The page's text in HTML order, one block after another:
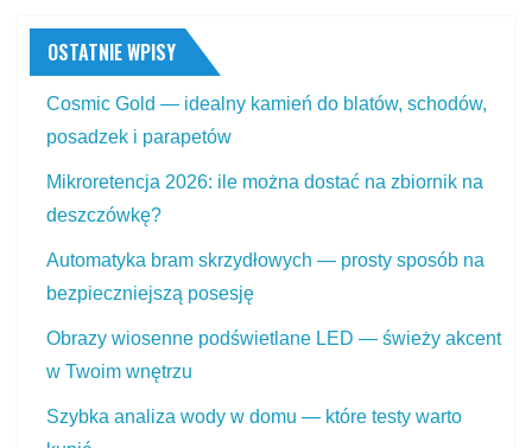
OSTATNIE WPISY
Cosmic Gold — idealny kamień do blatów, schodów,
posadzek i parapetów
Mikroretencja 2026: ile można dostać na zbiornik na
deszczówkę?
Automatyka bram skrzydłowych — prosty sposób na
bezpieczniejszą posesję
Obrazy wiosenne podświetlane LED — świeży akcent
w Twoim wnętrzu
Szybka analiza wody w domu — które testy warto